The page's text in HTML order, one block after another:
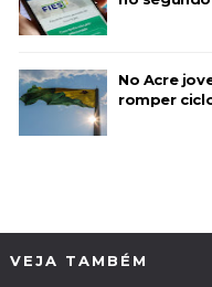
No Acre
romper
VEJA TAMBÉM